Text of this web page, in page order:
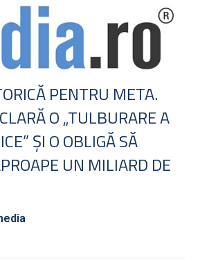
PENTRU META.
O „TULBURARE A
ŞI O OBLIGĂ SĂ
UN MILIARD DE